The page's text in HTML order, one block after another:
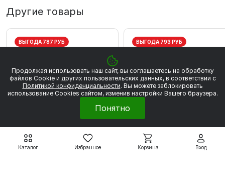
Каталог Избранное Корзина Вход
Другие товары
ВЫГОДА 787 РУБ ВЫГОДА 793 РУБ
Продолжая использовать наш сайт, вы соглашаетесь на обработку
файлов Сookie и других пользовательских данных, в соответствии с
Политикой конфиденциальности. Вы можете заблокировать
использование Cookies сайтом, изменив настройки Вашего браузера.
Понятно